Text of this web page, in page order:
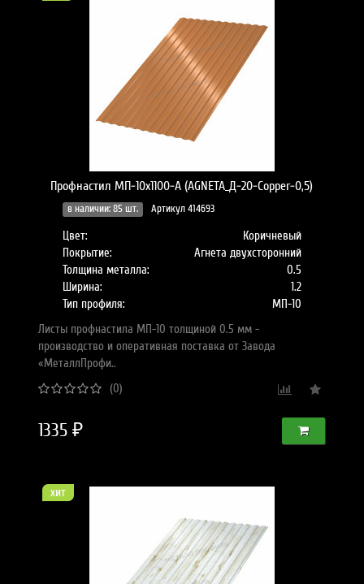
Профнастил МП-10x1100-A (AGNETA_Д-20-Copper-0,5)
в наличии: 85 шт. Артикул 414693
Цвет:
Коричневый
Покрытие:
Агнета двухсторонний
Толщина металла:
0.5
Ширина:
1.2
Тип профиля:
МП-10
Листы профнастила МП-10 толщиной 0.5 мм -
производство и оперативная поставка от Завода
«МеталлПрофи..
(0)
1335 ₽
хит